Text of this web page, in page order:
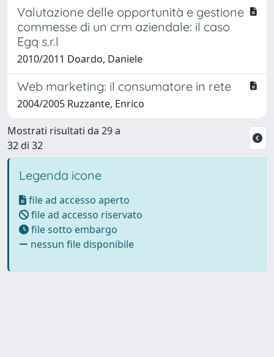
Valutazione delle opportunità e gestione
commesse di un crm aziendale: il caso
Egq s.r.l
2010/2011 Doardo, Daniele
Web marketing: il consumatore in rete
2004/2005 Ruzzante, Enrico
Mostrati risultati da 29 a
32 di 32
Legenda icone
file ad accesso aperto
file ad accesso riservato
file sotto embargo
nessun file disponibile